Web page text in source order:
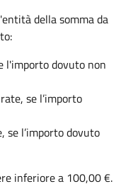
della somma da
l'importo dovuto non
se l’importo
se l’importo dovuto
inferiore a 100,00 €.